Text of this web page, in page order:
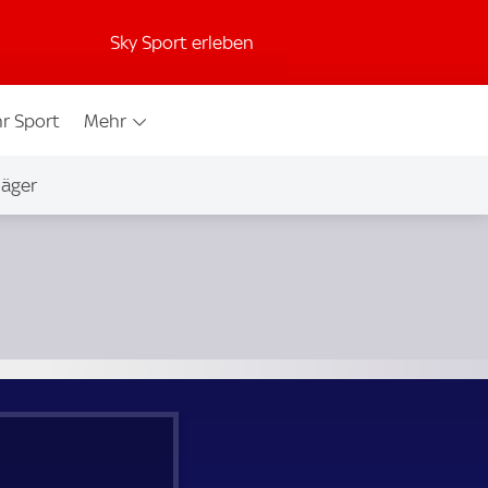
Sky Sport erleben
Sport Mehr